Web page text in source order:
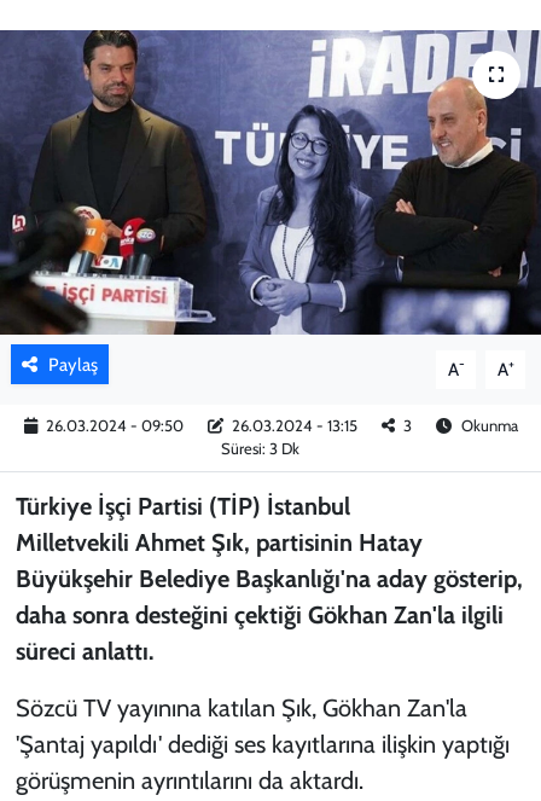
Paylaş A- A+
26.03.2024 - 09:50 26.03.2024 - 13:15 3
Okunma
Süresi: 3 Dk
Türkiye İşçi Partisi (TİP) İstanbul
Milletvekili Ahmet Şık, partisinin Hatay
Büyükşehir Belediye Başkanlığı'na aday gösterip,
daha sonra desteğini çektiği Gökhan Zan'la ilgili
süreci anlattı.
Sözcü TV yayınına katılan Şık, Gökhan Zan'la
'Şantaj yapıldı' dediği ses kayıtlarına ilişkin yaptığı
görüşmenin ayrıntılarını da aktardı.
SPOR
KADIN
YAZARLAR
Haber Arşivi